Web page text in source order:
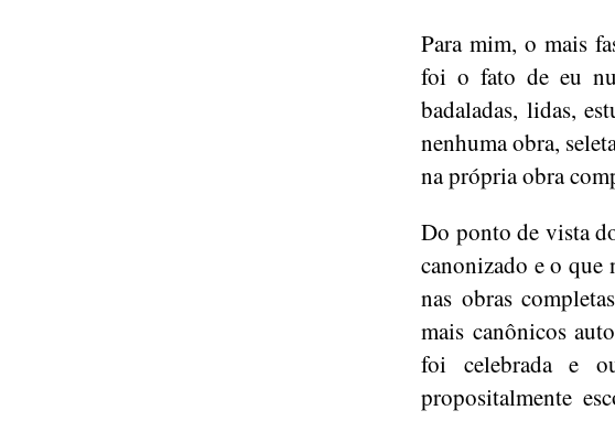
Para mim, o mais
foi o fato de eu
badaladas, lidas,
nenhuma obra,
na própria obra
Do ponto de vista
canonizado e o que
nas obras
mais canônicos
foi celebrada e
propositalmente